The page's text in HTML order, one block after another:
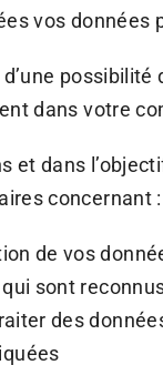
vos données
dans votre
et dans
concernant :
de vos
sont
des